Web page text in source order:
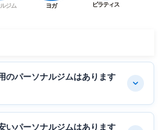
ジム ヨガ ピラティス
のパーソナルジムはあります
いパーソナルジムはあります